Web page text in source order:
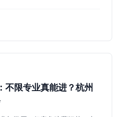
限专业真能进？杭州